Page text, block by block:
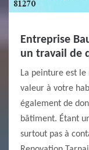
Entreprise
un travail de
La peinture est
valeur à votre
également de
bâtiment. Étant
surtout pas à